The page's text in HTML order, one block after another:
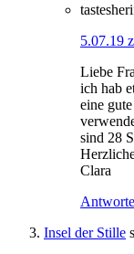
5.07.19
Liebe
ich hab
eine
sind 28
Clara
Insel der Stille